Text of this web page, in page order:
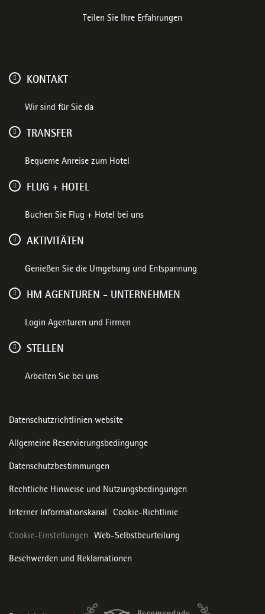
Teilen Sie Ihre Erfahrungen
KONTAKT
Wir sind für Sie da
TRANSFER
Bequeme Anreise zum Hotel
FLUG + HOTEL
Buchen Sie Flug + Hotel bei uns
AKTIVITÄTEN
Genießen Sie die Umgebung und Entspannung
HM AGENTUREN - UNTERNEHMEN
Login Agenturen und Firmen
STELLEN
Arbeiten Sie bei uns
Datenschutzrichtlinien website
Allgemeine Reservierungsbedingunge
Datenschutzbestimmungen
Rechtliche Hinweise und Nutzungsbedingungen
Interner Informationskanal Cookie-Richtlinie
Cookie-Einstellungen Web-Selbstbeurteilung
Beschwerden und Reklamationen